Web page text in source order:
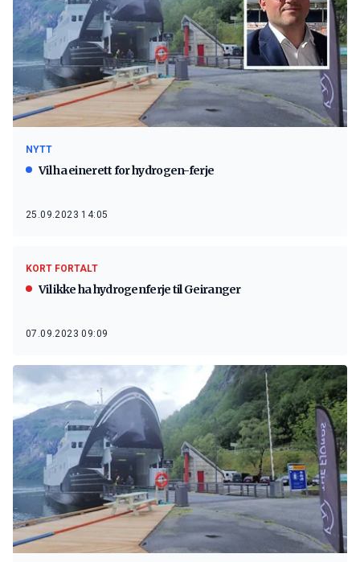
NYTT
Vil ha einerett for hydrogen-ferje
25.09.2023 14:05
KORT FORTALT
Vil ikke ha hydrogenferje til Geiranger
07.09.2023 09:09